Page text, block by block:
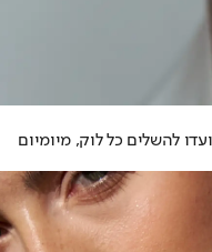
להשלים כל לוק, מיומיום